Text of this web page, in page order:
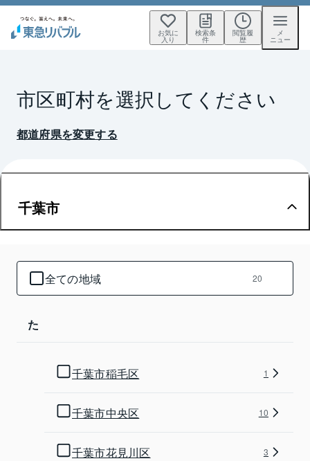
お気に
入り
検索条
件
閲覧履
歴
メ
ニュー
市区町村を選択してください
都道府県を変更する
千葉市
全ての地域 20
た
千葉市稲毛区 1
千葉市中央区 10
千葉市花見川区 3